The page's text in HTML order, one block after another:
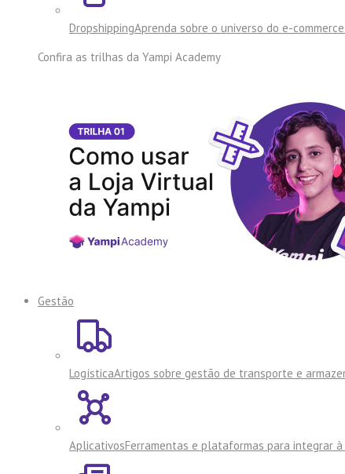
DropshippingAprenda sobre o universo do e-
Confira as trilhas da Yampi Academy
Gestão
LogísticaArtigos sobre gestão de transporte e
AplicativosFerramentas e plataformas para integrar